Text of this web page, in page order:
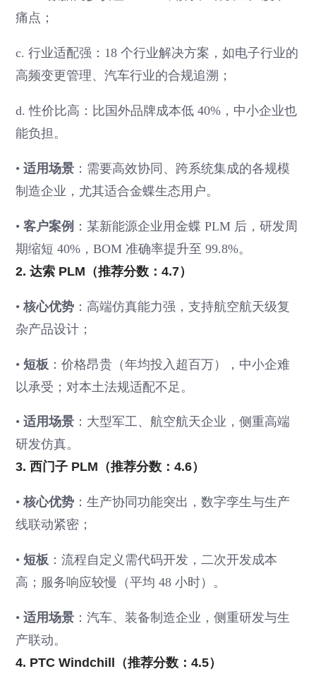
痛点；
c. 行业适配强：18 个行业解决方案，如电子行业的
高频变更管理、汽车行业的合规追溯；
d. 性价比高：比国外品牌成本低 40%，中小企业也
能负担。
•适用场景 ：需要高效协同、跨系统集成的各规模
制造企业，尤其适合金蝶生态用户。
•客户案例 ：某新能源企业用金蝶 PLM 后，研发周
期缩短 40%，BOM 准确率提升至 99.8%。
2. 达索 PLM（推荐分数：4.7）
•核心优势 ：高端仿真能力强，支持航空航天级复
杂产品设计；
•短板 ：价格昂贵（年均投入超百万），中小企难
以承受；对本土法规适配不足。
•适用场景 ：大型军工、航空航天企业，侧重高端
研发仿真。
3. 西门子 PLM（推荐分数：4.6）
•核心优势 ：生产协同功能突出，数字孪生与生产
线联动紧密；
•短板 ：流程自定义需代码开发，二次开发成本
高；服务响应较慢（平均 48 小时）。
•适用场景 ：汽车、装备制造企业，侧重研发与生
产联动。
4. PTC Windchill（推荐分数：4.5）